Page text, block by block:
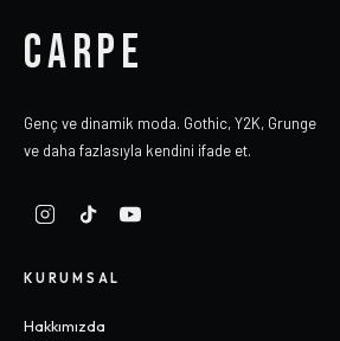
CARPE
Genç ve dinamik moda. Gothic, Y2K, Grunge
ve daha fazlasıyla kendini ifade et.
KURUMSAL
Hakkımızda